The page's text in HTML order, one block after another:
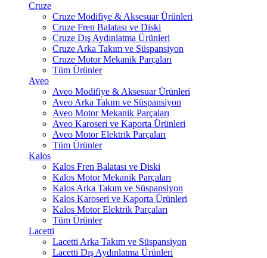
Cruze
Cruze Modifiye & Aksesuar Ürünleri
Cruze Fren Balatası ve Diski
Cruze Dış Aydınlatma Ürünleri
Cruze Arka Takım ve Süspansiyon
Cruze Motor Mekanik Parçaları
Tüm Ürünler
Aveo
Aveo Modifiye & Aksesuar Ürünleri
Aveo Arka Takım ve Süspansiyon
Aveo Motor Mekanik Parçaları
Aveo Karoseri ve Kaporta Ürünleri
Aveo Motor Elektrik Parçaları
Tüm Ürünler
Kalos
Kalos Fren Balatası ve Diski
Kalos Motor Mekanik Parçaları
Kalos Arka Takım ve Süspansiyon
Kalos Karoseri ve Kaporta Ürünleri
Kalos Motor Elektrik Parçaları
Tüm Ürünler
Lacetti
Lacetti Arka Takım ve Süspansiyon
Lacetti Dış Aydınlatma Ürünleri